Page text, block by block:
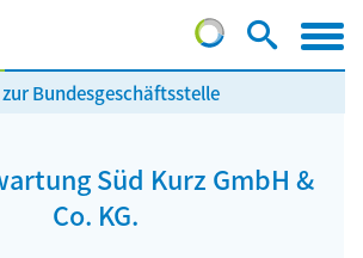
zur Bundesgeschäftsstelle
Süd Kurz GmbH &
Co. KG.